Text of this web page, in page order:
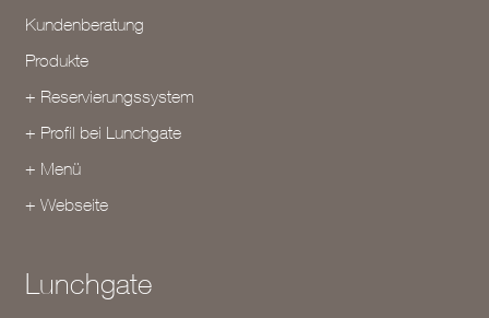
Kundenberatung
Produkte
+ Reservierungssystem
+ Profil bei Lunchgate
+ Menü
+ Webseite
Lunchgate